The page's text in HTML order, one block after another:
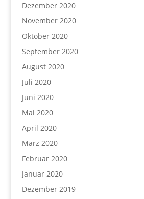
Dezember 2020
November 2020
Oktober 2020
September 2020
August 2020
Juli 2020
Juni 2020
Mai 2020
April 2020
März 2020
Februar 2020
Januar 2020
Dezember 2019